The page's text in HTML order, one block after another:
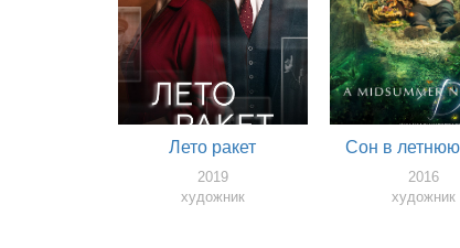
Лето ракет
2019
художник
Сон в
2016
художник